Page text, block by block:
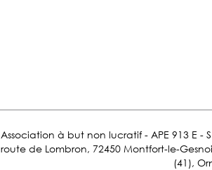
Association à but non lucratif - APE 913 E -
route de Lombron, 72450 Montfort-le-
(41),